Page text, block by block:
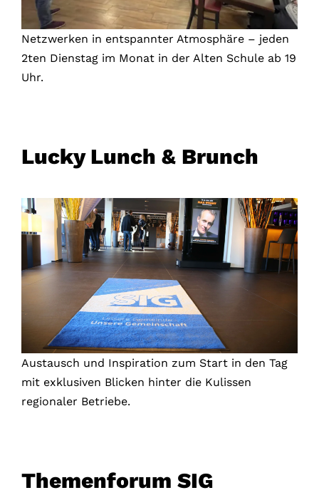
Netzwerken in entspannter Atmosphäre – jeden
2ten Dienstag im Monat in der Alten Schule ab 19
Uhr.
Lucky Lunch & Brunch
Austausch und Inspiration zum Start in den Tag
mit exklusiven Blicken hinter die Kulissen
regionaler Betriebe.
Themenforum SIG